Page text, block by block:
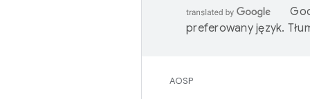
preferowany język.
AOSP